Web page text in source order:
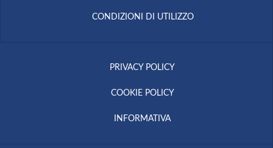
CONDIZIONI DI UTILIZZO
PRIVACY POLICY
COOKIE POLICY
INFORMATIVA